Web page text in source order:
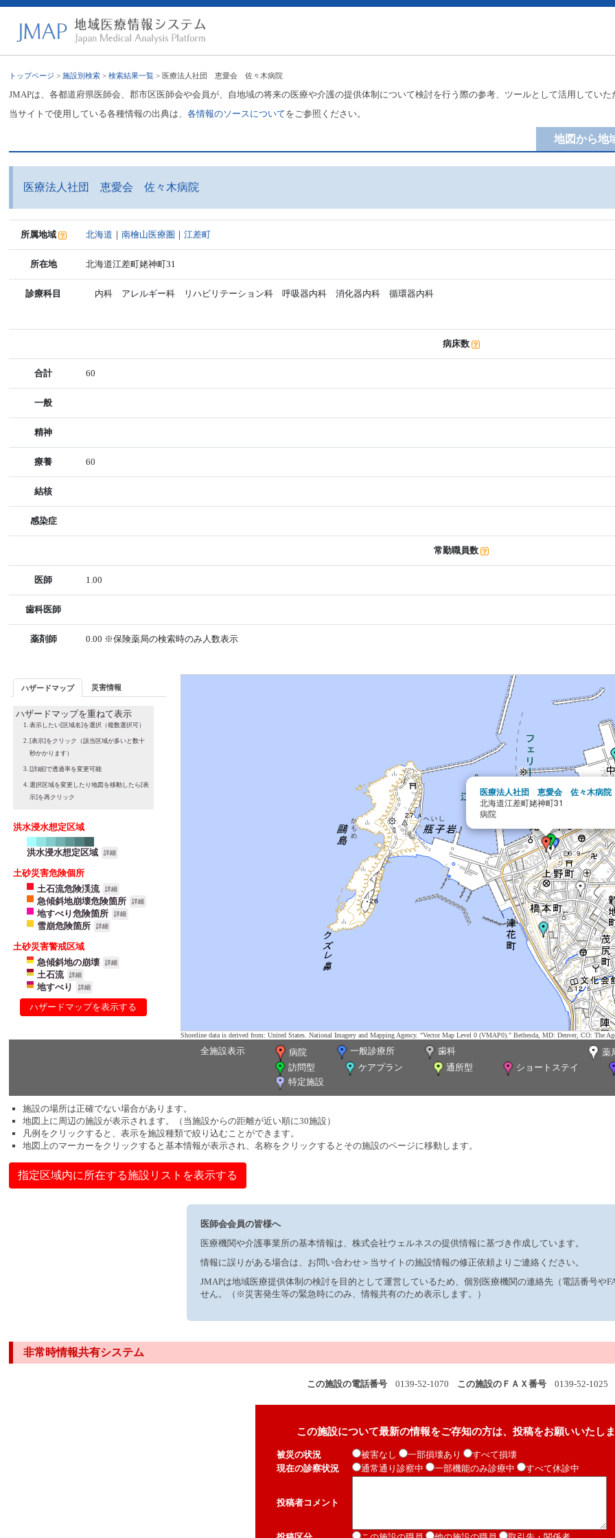
トップページ >施設別検索 >検索結果一覧 > 医療法人社団 恵愛会 佐々木病院
JMAPは、各都道府県医師会、郡市区医師会や会員が、自地域の将来の医療や介護の提供体制について検討を行う際の参考、ツールとして活用してい
当サイトで使用している各種情報の出典は、各情報のソースについてをご参照ください。
地図から地
医療法人社団 恵愛会 佐々木病院
所属地域 北海道 ｜南檜山医療圏 ｜江差町
所在地 北海道江差町姥神町31
診療科目 内科 アレルギー科 リハビリテーション科 呼吸器内科 消化器内科 循環器内科
病床数
合計 60
一般
精神
療養 60
結核
感染症
常勤職員数
医師 1.00
歯科医師
薬剤師 0.00 ※保険薬局の検索時のみ人数表示
ハザードマップ 災害情報
ハザードマップを重ねて表示
表示したい[区域名]を選択（複数選択可）
[表示]をクリック（該当区域が多いと数十
秒かかります）
[詳細]で透過率を変更可能
選択区域を変更したり地図を移動したら[表
示]を再クリック
洪水浸水想定区域
洪水浸水想定区域 詳細
土砂災害危険個所
土石流危険渓流
詳細
急傾斜地崩壊危険箇所 詳細
地すべり危険箇所 詳細
雪崩危険箇所 詳細
土砂災害警戒区域
急傾斜地の崩壊
詳細
土石流 詳細
地すべり 詳細
ハザードマップを表示する
医療法人社団 恵愛会 佐々木病院
北海道江差町姥神町31
病院
Shoreline data is derived from: United States. National Imagery and Mapping Agency. "Vector Map Level 0 (VMAP0)." Bethesda, MD: Denver, CO: The
全施設表示 病院 一般診療所 歯科
薬
訪問型
ケアプラン 通所型
ショートステイ
特定施設
施設の場所は正確でない場合があります。
地図上に周辺の施設が表示されます。（当施設からの距離が近い順に30施設）
凡例をクリックすると、表示を施設種類で絞り込むことができます。
地図上のマーカーをクリックすると基本情報が表示され、名称をクリックするとその施設のページに移動します。
指定区域内に所在する施設リストを表示する
医師会会員の皆様へ
医療機関や介護事業所の基本情報は、株式会社ウェルネスの提供情報に基づき作成しています。
情報に誤りがある場合は、お問い合わせ＞当サイトの施設情報の修正依頼よりご連絡ください。
JMAPは地域医療提供体制の検討を目的として運営しているため、個別医療機関の連絡先（電話番号や
せん。（※災害発生等の緊急時にのみ、情報共有のため表示します。）
非常時情報共有システム
この施設の電話番号 0139-52-1070 この施設のＦＡＸ番号 0139-52-1025
この施設について最新の情報をご存知の方は、投稿をお願いいたし
被災の状況 被害なし 一部損壊あり
すべて損壊
現在の診察状況
通常通り診察中 一部機能のみ診療中 すべて休診中
投稿者コメント